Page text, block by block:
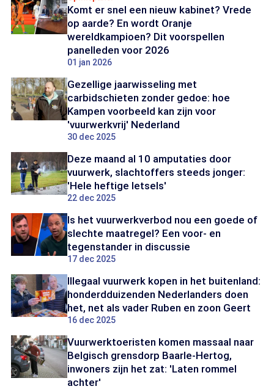
Komt er snel een nieuw kabinet? Vrede
op aarde? En wordt Oranje
wereldkampioen? Dit voorspellen
panelleden voor 2026
01 jan 2026
Gezellige jaarwisseling met
carbidschieten zonder gedoe: hoe
Kampen voorbeeld kan zijn voor
'vuurwerkvrij' Nederland
30 dec 2025
Deze maand al 10 amputaties door
vuurwerk, slachtoffers steeds jonger:
'Hele heftige letsels'
22 dec 2025
Is het vuurwerkverbod nou een goede of
slechte maatregel? Een voor- en
tegenstander in discussie
17 dec 2025
Illegaal vuurwerk kopen in het buitenland:
honderdduizenden Nederlanders doen
het, net als vader Ruben en zoon Geert
16 dec 2025
Vuurwerktoeristen komen massaal naar
Belgisch grensdorp Baarle-Hertog,
inwoners zijn het zat: 'Laten rommel
achter'